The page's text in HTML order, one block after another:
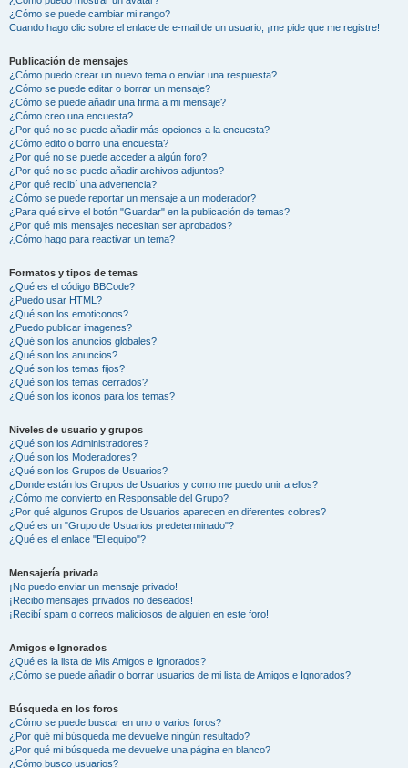
¿Cómo se puede cambiar mi rango?
Cuando hago clic sobre el enlace de e-mail de un usuario, ¡me pide que me registre!
Publicación de mensajes
¿Cómo puedo crear un nuevo tema o enviar una respuesta?
¿Cómo se puede editar o borrar un mensaje?
¿Cómo se puede añadir una firma a mi mensaje?
¿Cómo creo una encuesta?
¿Por qué no se puede añadir más opciones a la encuesta?
¿Cómo edito o borro una encuesta?
¿Por qué no se puede acceder a algún foro?
¿Por qué no se puede añadir archivos adjuntos?
¿Por qué recibí una advertencia?
¿Cómo se puede reportar un mensaje a un moderador?
¿Para qué sirve el botón "Guardar" en la publicación de temas?
¿Por qué mis mensajes necesitan ser aprobados?
¿Cómo hago para reactivar un tema?
Formatos y tipos de temas
¿Qué es el código BBCode?
¿Puedo usar HTML?
¿Qué son los emoticonos?
¿Puedo publicar imagenes?
¿Qué son los anuncios globales?
¿Qué son los anuncios?
¿Qué son los temas fijos?
¿Qué son los temas cerrados?
¿Qué son los iconos para los temas?
Niveles de usuario y grupos
¿Qué son los Administradores?
¿Qué son los Moderadores?
¿Qué son los Grupos de Usuarios?
¿Donde están los Grupos de Usuarios y como me puedo unir a ellos?
¿Cómo me convierto en Responsable del Grupo?
¿Por qué algunos Grupos de Usuarios aparecen en diferentes colores?
¿Qué es un "Grupo de Usuarios predeterminado"?
¿Qué es el enlace "El equipo"?
Mensajería privada
¡No puedo enviar un mensaje privado!
¡Recibo mensajes privados no deseados!
¡Recibí spam o correos maliciosos de alguien en este foro!
Amigos e Ignorados
¿Qué es la lista de Mis Amigos e Ignorados?
¿Cómo se puede añadir o borrar usuarios de mi lista de Amigos e Ignorados?
Búsqueda en los foros
¿Cómo se puede buscar en uno o varios foros?
¿Por qué mi búsqueda me devuelve ningún resultado?
¿Por qué mi búsqueda me devuelve una página en blanco?
¿Cómo busco usuarios?